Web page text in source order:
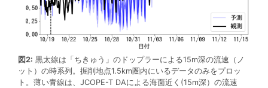
図2: 黒太線は「ちきゅう」のドップラーによる15m深の流速（ノ
ット）の時系列。掘削地点1.5km圏内にいるデータのみをプロッ
ト。薄い青線は、JCOPE-T DAによる海面近く(15m深）の流速